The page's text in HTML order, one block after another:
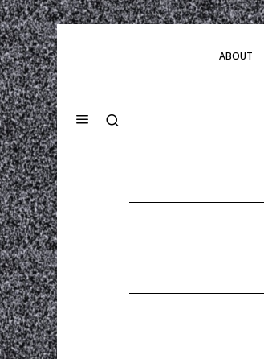
ABOUT